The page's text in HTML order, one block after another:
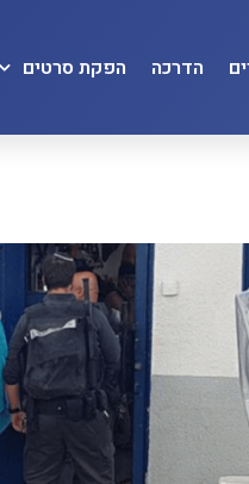
הדרכה הפקת סרטים